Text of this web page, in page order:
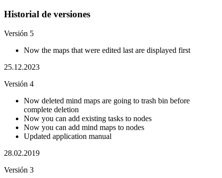
Historial de versiones
Versión 5
Now the maps that were edited last are displayed first
25.12.2023
Versión 4
Now deleted mind maps are going to trash bin before
complete deletion
Now you can add existing tasks to nodes
Now you can add mind maps to nodes
Updated application manual
28.02.2019
Versión 3